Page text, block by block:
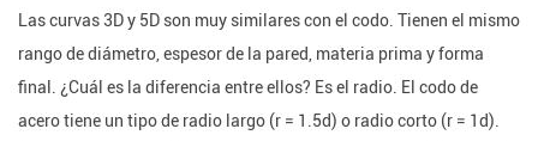
Las curvas 3D y 5D son muy similares con el codo. Tienen el mismo
rango de diámetro, espesor de la pared, materia prima y forma
final. ¿Cuál es la diferencia entre ellos? Es el radio. El codo de
acero tiene un tipo de radio largo (r = 1.5d) o radio corto (r = 1d).